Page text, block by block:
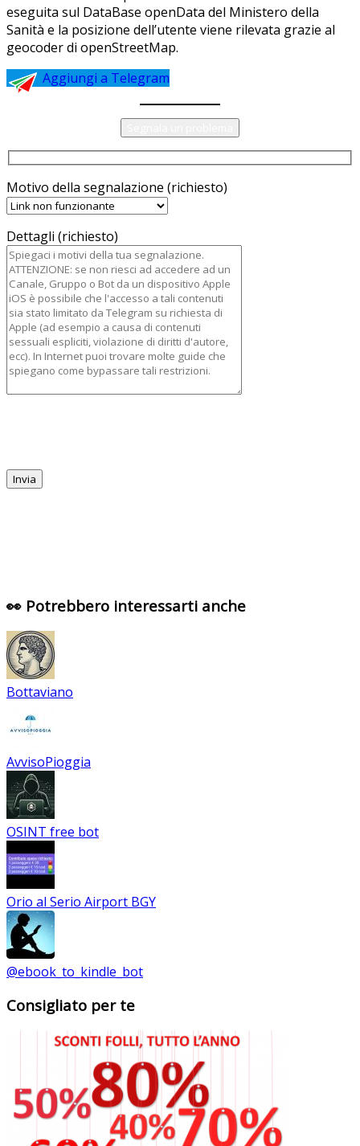
eseguita sul DataBase openData del Ministero della
Sanità e la posizione dell’utente viene rilevata grazie al
geocoder di openStreetMap.
Aggiungi a Telegram
Motivo della segnalazione (richiesto)
Dettagli (richiesto)
👀 Potrebbero interessarti anche
Bottaviano
AvvisoPioggia
OSINT free bot
Orio al Serio Airport BGY
@ebook_to_kindle_bot
Consigliato per te